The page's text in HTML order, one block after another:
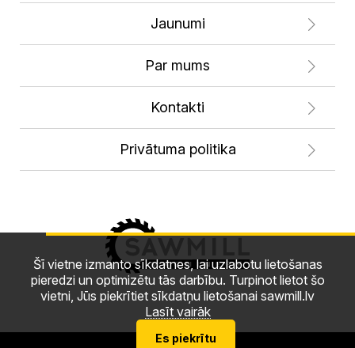
Jaunumi
Par mums
Kontakti
Privātuma politika
Šī vietne izmanto sīkdatnes, lai uzlabotu lietošanas
pieredzi un optimizētu tās darbību. Turpinot lietot šo
vietni, Jūs piekrītiet sīkdatņu lietošanai sawmill.lv
Lasīt vairāk
Es piekrītu